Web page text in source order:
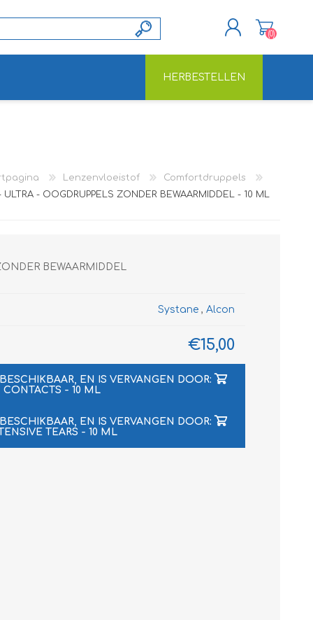
(0)
HERBESTELLEN
Lenzenvloeistof
Comfortdruppels
ULTRA - OOGDRUPPELS ZONDER BEWAARMIDDEL - 10 ML
BEWAARMIDDEL
Systane , Alcon
€15,00
EN IS VERVANGEN DOOR:
- 10 ML
EN IS VERVANGEN DOOR:
TEARS - 10 ML